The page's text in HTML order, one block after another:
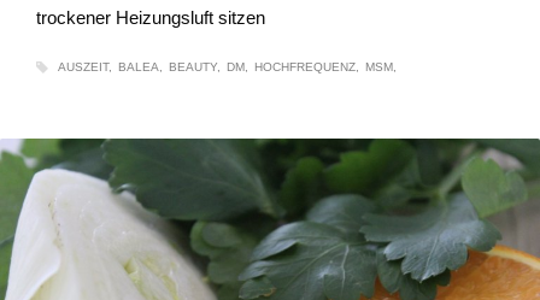
trockener Heizungsluft sitzen
AUSZEIT BALEA BEAUTY DM HOCHFREQUENZ MSM